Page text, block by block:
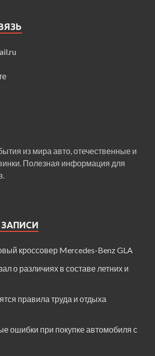
из мира авто, отечественные и
Полезная информация для
кроссовер Mercedes-Benz GLA
о различиях в составе летних и
правила труда и отдыха
ошибки при покупке автомобиля с